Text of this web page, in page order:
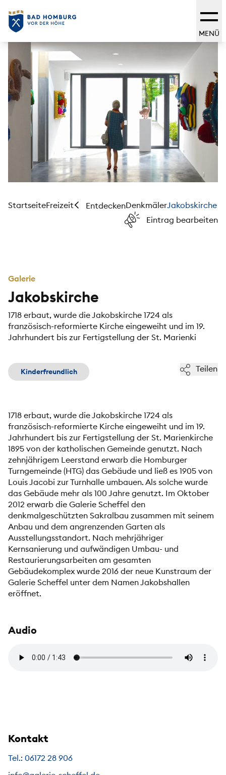
MENÜ
StartseiteFreizeit EntdeckenDenkmälerJakobskirche
Eintrag bearbeiten
Galerie
Jakobskirche
1718 erbaut, wurde die Jakobskirche 1724 als
französisch-reformierte Kirche eingeweiht und im 19.
Jahrhundert bis zur Fertigstellung der St. Marienki
Kinderfreundlich Teilen
1718 erbaut, wurde die Jakobskirche 1724 als
französisch-reformierte Kirche eingeweiht und im 19.
Jahrhundert bis zur Fertigstellung der St. Marienkirche
1895 von der katholischen Gemeinde genutzt. Nach
zehnjährigem Leerstand erwarb die Homburger
Turngemeinde (HTG) das Gebäude und ließ es 1905 von
Louis Jacobi zur Turnhalle umbauen. Als solche wurde
das Gebäude mehr als 100 Jahre genutzt. Im Oktober
2012 erwarb die Galerie Scheffel den
denkmalgeschützten Sakralbau zusammen mit seinem
Anbau und dem angrenzenden Garten als
Ausstellungsstandort. Nach mehrjähriger
Kernsanierung und aufwändigen Umbau- und
Restaurierungsarbeiten am gesamten
Gebäudekomplex wurde 2016 der neue Kunstraum der
Galerie Scheffel unter dem Namen Jakobshallen
eröffnet.
Audio
Kontakt
Tel.: 06172 28 906